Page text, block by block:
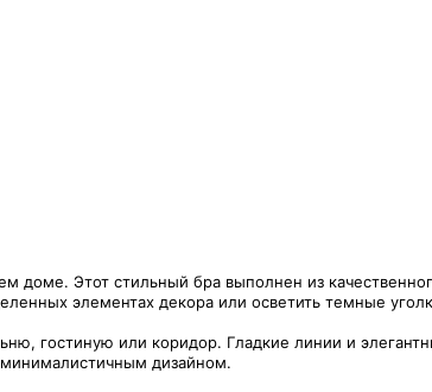
доме. Этот стильный бра выполнен из
элементах декора или осветить темные
гостиную или коридор. Гладкие линии и
дизайном.